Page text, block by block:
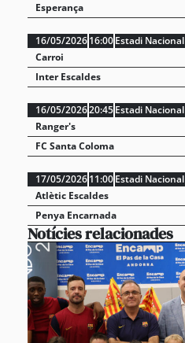
Esperança
16/05/202616:00Estadi Nacional
Carroi
Inter Escaldes
16/05/202620:45Estadi Nacional
Ranger's
FC Santa Coloma
17/05/202611:00Estadi Nacional
Atlètic Escaldes
Penya Encarnada
Notícies relacionades